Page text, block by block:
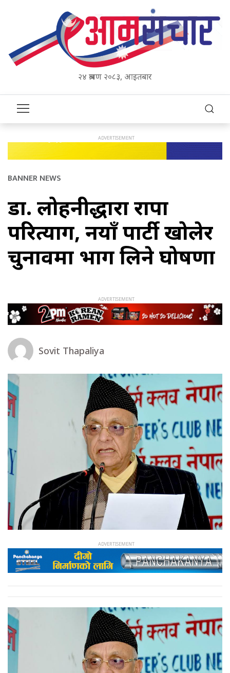
२४ श्रावण २०८३, आइतबार
BANNER NEWS
डा. लोहनीद्धारा राप्रपा
परित्याग, नयाँ पार्टी खोलेर
चुनावमा भाग लिने घोषणा
Sovit Thapaliya